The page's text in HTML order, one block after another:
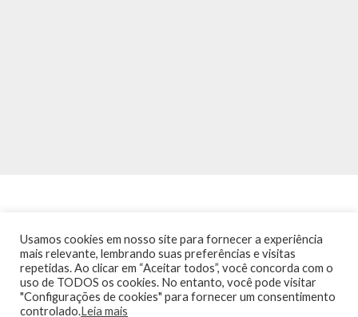
INÍCIO NOTÍCIAS AGENDA CONTATO
TRÂNSITO NA PONTE
TERMOS DE USO / POLÍTICA DE PRIVACIDADE
Usamos cookies em nosso site para fornecer a experiência
mais relevante, lembrando suas preferências e visitas
repetidas. Ao clicar em “Aceitar todos”, você concorda com o
uso de TODOS os cookies. No entanto, você pode visitar
"Configurações de cookies" para fornecer um consentimento
controlado.Leia mais